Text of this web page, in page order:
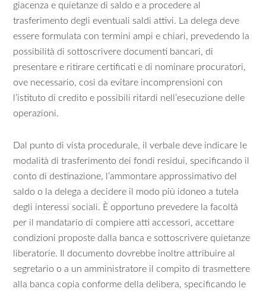
giacenza e quietanze di saldo e a procedere al
trasferimento degli eventuali saldi attivi. La delega deve
essere formulata con termini ampi e chiari, prevedendo la
possibilità di sottoscrivere documenti bancari, di
presentare e ritirare certificati e di nominare procuratori,
ove necessario, così da evitare incomprensioni con
l’istituto di credito e possibili ritardi nell’esecuzione delle
operazioni.
Dal punto di vista procedurale, il verbale deve indicare le
modalità di trasferimento dei fondi residui, specificando il
conto di destinazione, l’ammontare approssimativo del
saldo o la delega a decidere il modo più idoneo a tutela
degli interessi sociali. È opportuno prevedere la facoltà
per il mandatario di compiere atti accessori, accettare
condizioni proposte dalla banca e sottoscrivere quietanze
liberatorie. Il documento dovrebbe inoltre attribuire al
segretario o a un amministratore il compito di trasmettere
alla banca copia conforme della delibera, specificando le